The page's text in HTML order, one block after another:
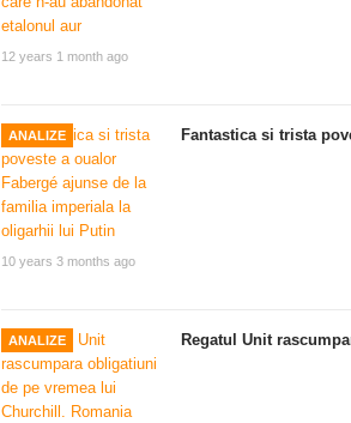
12 years 1 month ago
ANALIZE
10 years 3 months ago
Fantastica si trista
ANALIZE Regatul Unit